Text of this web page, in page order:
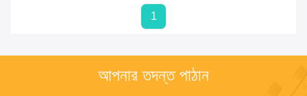
1
আপনার তদন্ত পাঠান